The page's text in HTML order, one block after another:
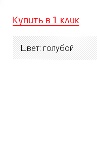
Купить в 1 клик
Цвет: голубой